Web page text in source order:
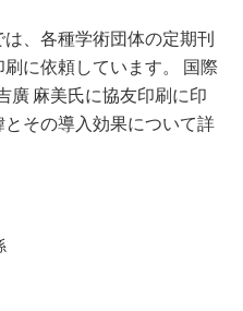
、各種学術団体の定期刊
に依頼しています。 国際
廣 麻美氏に協友印刷に印
その導入効果について詳